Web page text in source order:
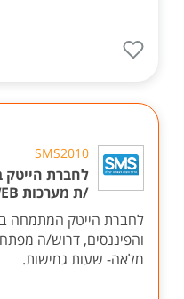
SMS2010
לחברת
/ת מערכות WEB!
לחברת הייטק המתמחה
מלאה- שעות גמישות.